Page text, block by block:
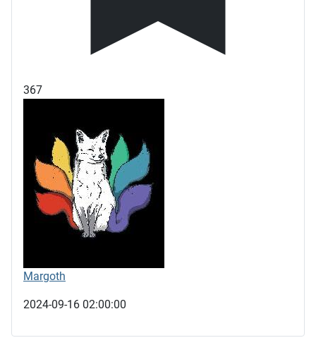
367
Margoth
2024-09-16 02:00:00